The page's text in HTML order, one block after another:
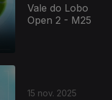
Vale do Lobo
Open 2 - M25
15 nov. 2025